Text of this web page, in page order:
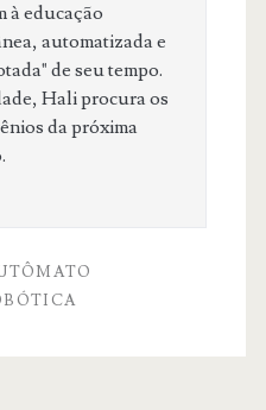
à educação
automatizada e
de seu tempo.
Hali procura os
da próxima